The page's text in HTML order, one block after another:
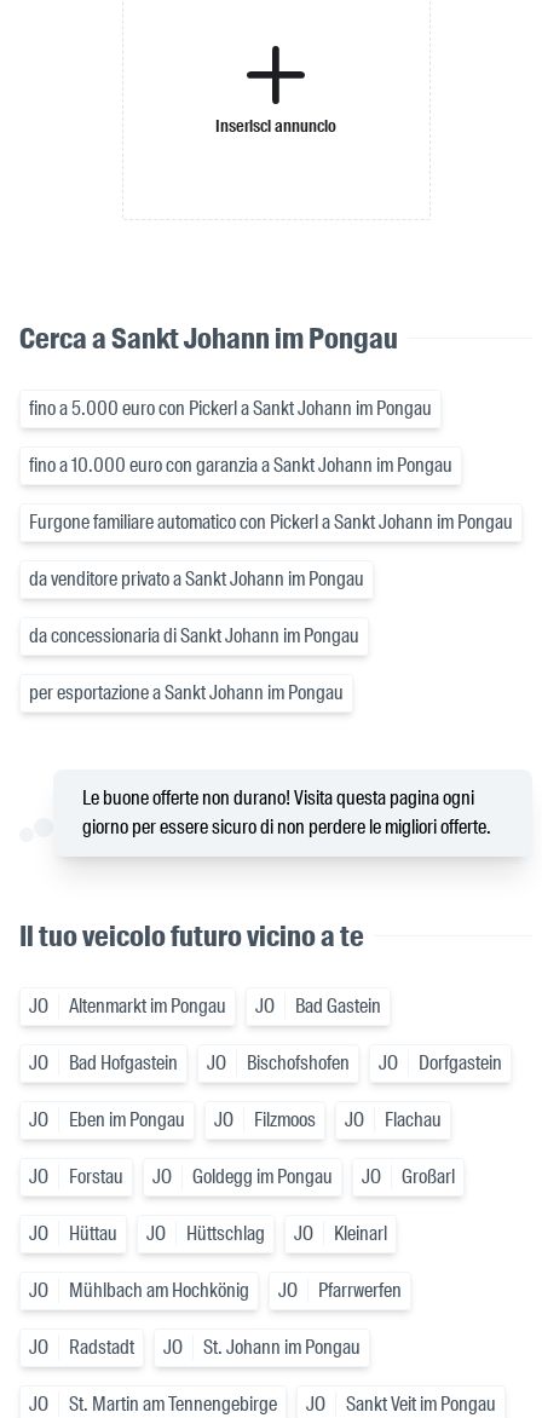
Inserisci annuncio
Cerca a Sankt Johann im Pongau
fino a 5.000 euro con Pickerl a Sankt Johann im Pongau
fino a 10.000 euro con garanzia a Sankt Johann im Pongau
Furgone familiare automatico con Pickerl a Sankt Johann im Pongau
da venditore privato a Sankt Johann im Pongau
da concessionaria di Sankt Johann im Pongau
per esportazione a Sankt Johann im Pongau
Le buone offerte non durano! Visita questa pagina ogni
giorno per essere sicuro di non perdere le migliori offerte.
Il tuo veicolo futuro vicino a te
JO Altenmarkt im Pongau JO Bad Gastein
JO Bad Hofgastein JO Bischofshofen JO Dorfgastein
JO Eben im Pongau JO Filzmoos JO Flachau
JO Forstau JO Goldegg im Pongau JO Großarl
JO Hüttau JO Hüttschlag JO Kleinarl
JO Mühlbach am Hochkönig JO Pfarrwerfen
JO Radstadt JO St. Johann im Pongau
JO St. Martin am Tennengebirge JO Sankt Veit im Pongau